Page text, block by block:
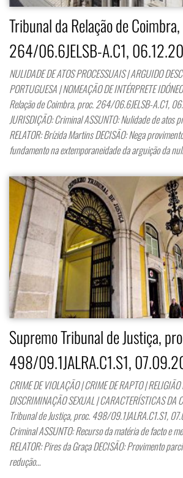
Tribunal da Relação de
264/06.6JELSB-A.C1,
NULIDADE DE ATOS PROCESSUAIS | ARGUIDO
PORTUGUESA | NOMEAÇÃO DE INTÉRPRETE
Relação de Coimbra, proc. 264/06.6JELSB-A.C1,
JURISDIÇÃO: Criminal ASSUNTO: Nulidade de atos
RELATOR: Brízida Martins DECISÃO: Nega
fundamento na extemporaneidade da arguição da
Supremo Tribunal de Justiça,
498/09.1JALRA.C1.S1,
CRIME DE VIOLAÇÃO | CRIME DE RAPTO |
DISCRIMINAÇÃO SEXUAL |
Tribunal de Justiça, proc. 498/09.1JALRA.C1.S1,
Criminal ASSUNTO: Recurso da matéria de facto e
RELATOR: Pires da Graça DECISÃO: Provimento
redução…